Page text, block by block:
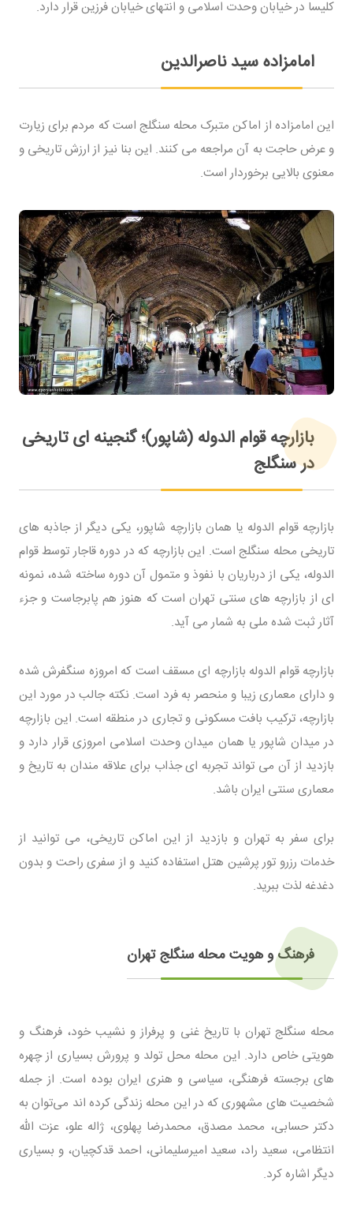
کلیسا در خیابان وحدت اسلامی و انتهای خیابان فرزین قرار دارد.
امامزاده سید ناصرالدین
این امامزاده از اماکن متبرک محله سنگلج است که مردم برای زیارت
و عرض حاجت به آن مراجعه می‌ کنند. این بنا نیز از ارزش تاریخی و
معنوی بالایی برخوردار است.
بازارچه قوام‌ الدوله (شاپور)؛ گنجینه‌ ای تاریخی
در سنگلج
بازارچه قوام‌ الدوله یا همان بازارچه شاپور، یکی دیگر از جاذبه‌ های
تاریخی محله سنگلج است. این بازارچه که در دوره قاجار توسط قوام‌
الدوله، یکی از درباریان با نفوذ و متمول آن دوره ساخته شده، نمونه‌
ای از بازارچه‌ های سنتی تهران است که هنوز هم پابرجاست و جزء
آثار ثبت شده ملی به شمار می‌ آید.
بازارچه قوام‌ الدوله بازارچه‌ ای مسقف است که امروزه سنگفرش شده
و دارای معماری زیبا و منحصر به فرد است. نکته جالب در مورد این
بازارچه، ترکیب بافت مسکونی و تجاری در منطقه است. این بازارچه
در میدان شاپور یا همان میدان وحدت اسلامی امروزی قرار دارد و
بازدید از آن می‌ تواند تجربه‌ ای جذاب برای علاقه‌ مندان به تاریخ و
معماری سنتی ایران باشد.
برای سفر به تهران و بازدید از این اماکن تاریخی، می‌ توانید از
خدمات رزرو تور پرشین هتل استفاده کنید و از سفری راحت و بدون
دغدغه لذت ببرید.
فرهنگ و هویت محله سنگلج تهران
محله سنگلج تهران با تاریخ غنی و پرفراز و نشیب خود، فرهنگ و
هویتی خاص دارد. این محله محل تولد و پرورش بسیاری از چهره‌
های برجسته فرهنگی، سیاسی و هنری ایران بوده است. از جمله
شخصیت‌ های مشهوری که در این محله زندگی کرده‌ اند می‌توان به
دکتر حسابی، محمد مصدق، محمدرضا پهلوی، ژاله علو، عزت‌ الله
انتظامی، سعید راد، سعید امیرسلیمانی، احمد قدکچیان، و بسیاری
دیگر اشاره کرد.